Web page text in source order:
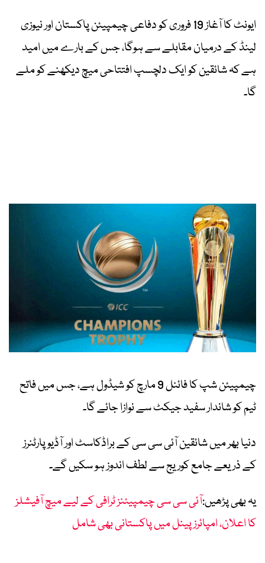
ایونٹ کا آغاز 19 فروری کو دفاعی چیمپیئن پاکستان اور نیوزی
لینڈ کے درمیان مقابلے سے ہوگا، جس کے بارے میں امید
ہے کہ شائقین کو ایک دلچسپ افتتاحی میچ دیکھنے کو ملے
گا۔
چیمپیئن شپ کا فائنل 9 مارچ کو شیڈول ہے، جس میں فاتح
ٹیم کو شاندار سفید جیکٹ سے نوازا جائے گا۔
دنیا بھر میں شائقین آئی سی سی کے براڈکاسٹ اور آڈیو پارٹنرز
کے ذریعے جامع کوریج سے لطف اندوز ہو سکیں گے۔
یہ بھی پڑھیں:آئی سی سی چیمپیئنز ٹرافی کے لیے میچ آفیشلز
کا اعلان، امپائرز پینل میں پاکستانی بھی شامل